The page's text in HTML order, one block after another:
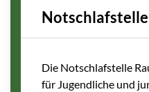
Notschlafstelle
Die Notschlafstelle
für Jugendliche und